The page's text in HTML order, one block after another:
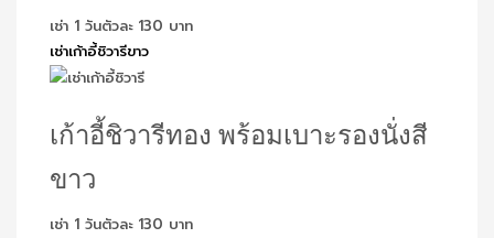
เช่า 1 วันตัวละ 130 บาท
เช่าเก้าอี้ชิวารีขาว
เก้าอี้ชิวารีทอง พร้อมเบาะรองนั่งสี
ขาว
เช่า 1 วันตัวละ 130 บาท